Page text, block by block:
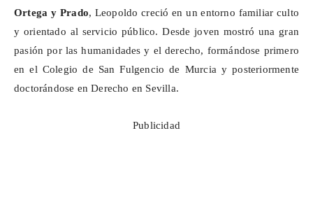
Ortega y Prado, Leopoldo creció en un entorno familiar culto
y orientado al servicio público. Desde joven mostró una gran
pasión por las humanidades y el derecho, formándose primero
en el Colegio de San Fulgencio de Murcia y posteriormente
doctorándose en Derecho en Sevilla.
Publicidad